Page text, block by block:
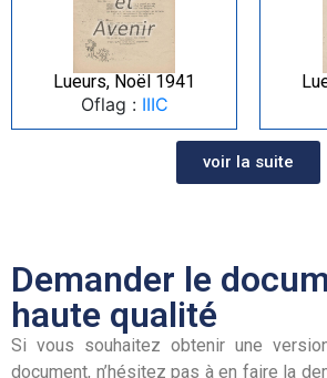
Lueurs, Noël 1941
Oflag : IIIC
voir la suite
Demander le
haute qualité
Si vous souhaitez obtenir une
document, n’hésitez pas à en faire la